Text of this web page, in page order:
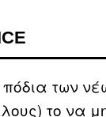
των
το να